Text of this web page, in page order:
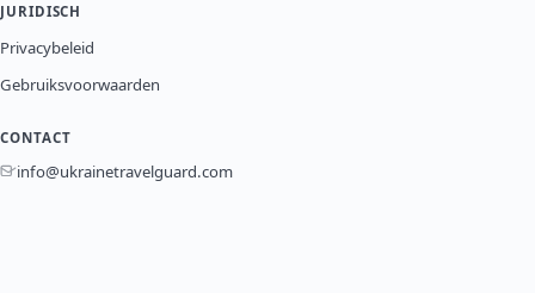
JURIDISCH
Privacybeleid
Gebruiksvoorwaarden
CONTACT
info@ukrainetravelguard.com